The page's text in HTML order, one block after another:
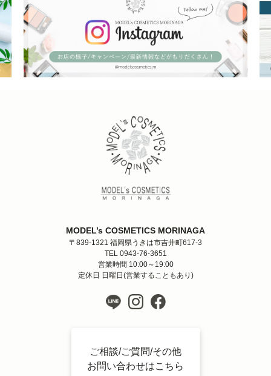
MODEL’s COSMETICS MORINAGA
〒839-1321 福岡県うきは市吉井町617-3
TEL 0943-76-3651
営業時間 10:00～19:00
定休日 日曜日(営業することもあり)
ご相談/ご質問/その他
お問い合わせはこちら